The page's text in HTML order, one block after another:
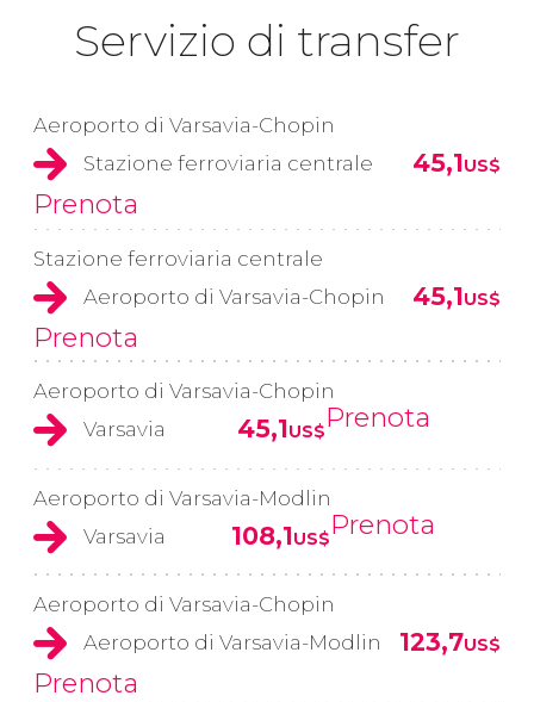
Servizio di transfer
Aeroporto di Varsavia-Chopin
Stazione ferroviaria centrale
45,1US$
Prenota
Stazione ferroviaria centrale
Aeroporto di Varsavia-Chopin
45,1US$
Prenota
Aeroporto di Varsavia-Chopin
Varsavia
45,1US$Prenota
Aeroporto di Varsavia-Modlin
Varsavia
108,1US$Prenota
Aeroporto di Varsavia-Chopin
Aeroporto di Varsavia-Modlin
123,7US$
Prenota